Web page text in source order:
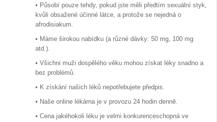
• Působí pouze tehdy, pokud jste měli předtím sexuální styk,
kvůli obsažené účinné látce, a protože se nejedná o
afrodisiakum.
• Máme širokou nabídku (a různé dávky: 50 mg, 100 mg
atd.).
• Všichni muži dospělého věku mohou získat léky snadno a
bez problémů.
• K získání našich léků nepotřebujete předpis.
• Naše online lékárna je v provozu 24 hodin denně.
• Cena jakéhokoli léku je velmi konkurenceschopná ve